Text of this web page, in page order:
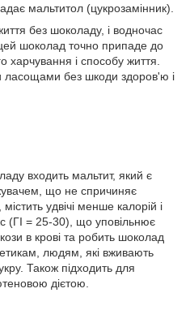
мальтитол (цукрозамінник).
без шоколаду, і водночас
цей шоколад точно припаде до
харчування і способу життя.
без шкоди здоров'ю і
входить мальтит, який є
що не спричиняє
удвічі менше калорій і
(ГІ = 25-30), що уповільнює
в крові та робить шоколад
людям, які вживають
Також підходить для
дієтою.